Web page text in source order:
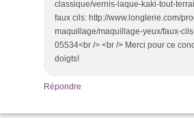
classique/vernis-laque-kaki-tout-
faux cils: http://www.longlerie.com/
maquillage/maquillage-yeux/faux-
05534<br /> <br /> Merci pour ce
doigts!
Répondre